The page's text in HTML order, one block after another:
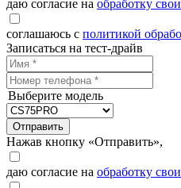
даю согласие на обработку
соглашаюсь с политикой
Записаться на тест-драйв
Выберите модель
Отправить
Нажав кнопку «Отправить»,
даю согласие на обработку